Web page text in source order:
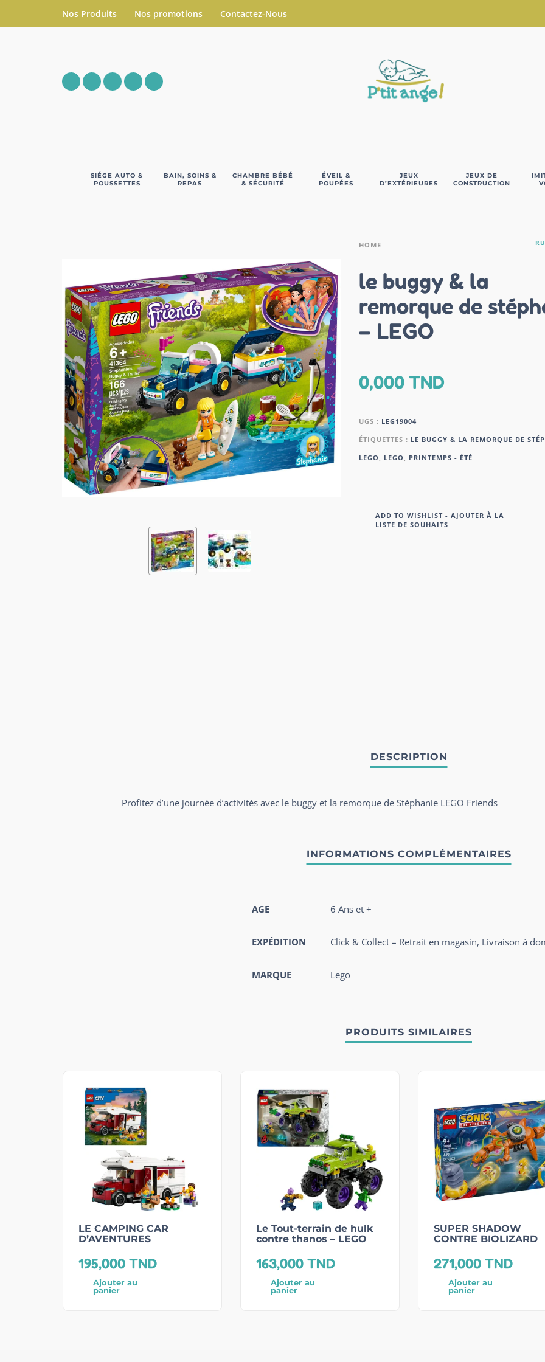
Nos Produits Nos promotions Contactez-Nous
SIÉGE AUTO &
POUSSETTES
BAIN, SOINS &
REPAS
CHAMBRE BÉBÉ
& SÉCURITÉ
ÉVEIL &
POUPÉES
JEUX
D’EXTÉRIEURES
JEUX DE
CONSTRUCTION
HOME
le buggy & la
remorque de
– LEGO
0,000TND
UGS : LEG19004
ÉTIQUETTES : LE BUGGY & LA REMORQUE DE
LEGO , LEGO , PRINTEMPS - ÉTÉ
ADD TO WISHLIST - AJOUTER À LA
LISTE DE SOUHAITS
Profitez d’une journée d’activités avec le buggy et la remorque de Stéphanie LEGO Friends
AGE 6 Ans et +
EXPÉDITION Click & Collect – Retrait en magasin, Livraison à
MARQUE Lego
PRODUITS SIMILAIRES
LE CAMPING CAR
D’AVENTURES
195,000 TND
Ajouter au
panier
Le Tout-terrain de hulk
contre thanos – LEGO
163,000 TND
Ajouter au
panier
SUPER SHADOW
CONTRE BIOLIZARD
271,000 TND
Ajouter au
panier